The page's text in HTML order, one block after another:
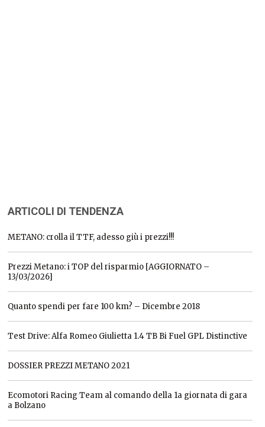
ARTICOLI DI TENDENZA
METANO: crolla il TTF, adesso giù i prezzi!!!
Prezzi Metano: i TOP del risparmio [AGGIORNATO –
13/03/2026]
Quanto spendi per fare 100 km? – Dicembre 2018
Test Drive: Alfa Romeo Giulietta 1.4 TB Bi Fuel GPL Distinctive
DOSSIER PREZZI METANO 2021
Ecomotori Racing Team al comando della 1a giornata di gara
a Bolzano